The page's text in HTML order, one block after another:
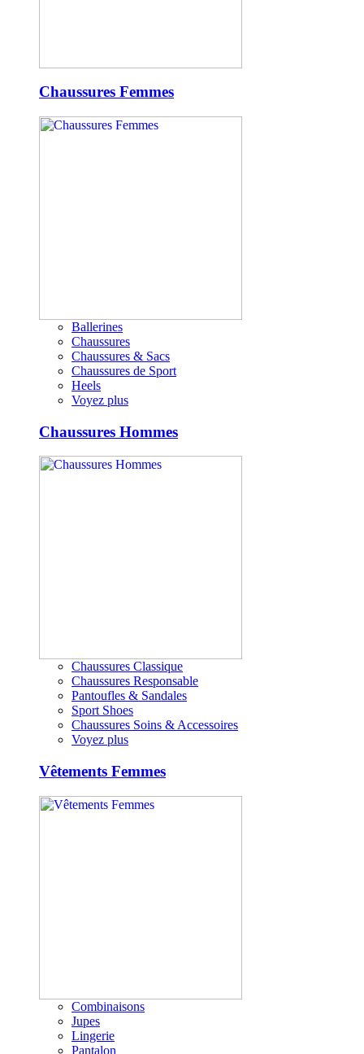
Chaussures Femmes
Ballerines
Chaussures
Chaussures & Sacs
Chaussures de Sport
Heels
Voyez plus
Chaussures Hommes
Chaussures Classique
Chaussures Responsable
Pantoufles & Sandales
Sport Shoes
Chaussures Soins & Accessoires
Voyez plus
Vêtements Femmes
Combinaisons
Jupes
Lingerie
Pantalon